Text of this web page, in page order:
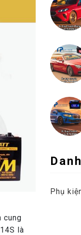
cung
là
Phụ